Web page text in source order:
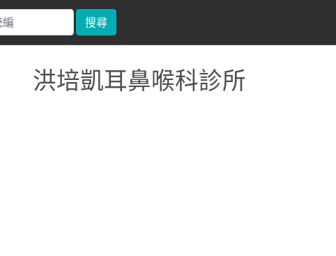
搜尋
洪培凱耳鼻喉科診所